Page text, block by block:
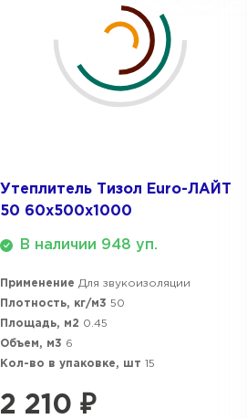
Утеплитель Тизол Euro-ЛАЙТ
50 60х500х1000
В наличии 948 уп.
Применение Для звукоизоляции
Плотность, кг/м3 50
Площадь, м2 0.45
Объем, м3 6
Кол-во в упаковке, шт 15
2 210 ₽
Утеплитель Тизол
ПЕРЕЙТИ
Утеплитель Ruspanel
Утеплитель Xotpipe